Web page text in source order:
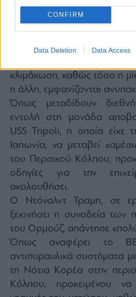
CONFIRM
Data Deletion Data Access
Σύμφωνα με τα
κλιμάκωση, καθώς τόσο η
η άλλη, εμφανίζονται
Όπως μεταδίδουν
εντολή στη μονάδα
USS Tripoli, η οποία είχε
Ιαπωνία, να μεταβεί
του Περσικού Κόλπου,
οδηγίες για την
ακολουθήσει.
Ο Ντόναλντ Τραμπ, σε
ξεκινήσει η συνοδεία των
του Ορμούζ, απάντησε
Όπως αναφέρει το
αντιπυραυλικά συστήματα
τη Νότια Κορέα στην
Κόλπου, προκειμένου να